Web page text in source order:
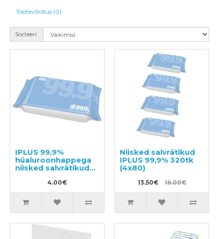
Tootevõrdlus (0)
Sorteeri:
IPLUS 99,9%
hüaluroonhappega
niisked salvrätikud
beebile 80tk
4.00€
Niisked salvrätikud
IPLUS 99,9% 320tk
(4x80)
13.50€ 16.00€